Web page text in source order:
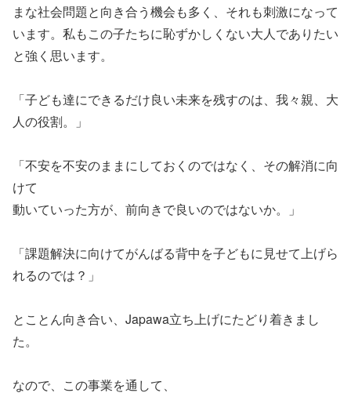
まな社会問題と向き合う機会も多く、それも刺激になって
います。私もこの子たちに恥ずかしくない大人でありたい
と強く思います。
「子ども達にできるだけ良い未来を残すのは、我々親、大
人の役割。」
「不安を不安のままにしておくのではなく、その解消に向
けて
動いていった方が、前向きで良いのではないか。」
「課題解決に向けてがんばる背中を子どもに見せて上げら
れるのでは？」
とことん向き合い、Japawa立ち上げにたどり着きまし
た。
なので、この事業を通して、